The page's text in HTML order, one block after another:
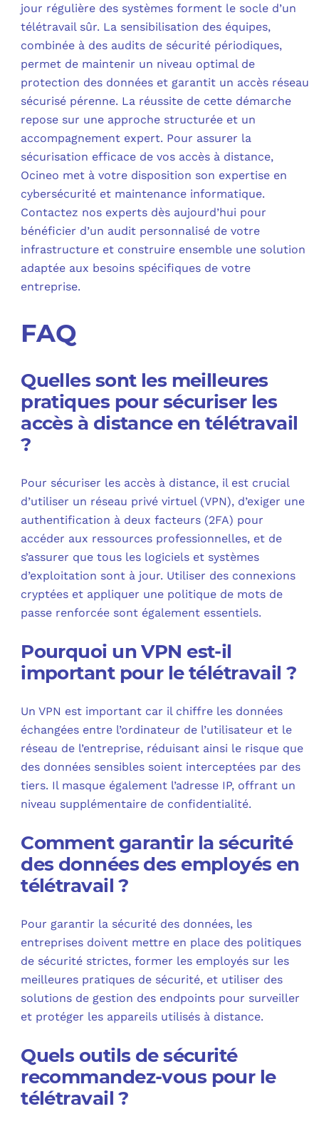
jour régulière des systèmes forment le socle d’un
télétravail sûr. La sensibilisation des équipes,
combinée à des audits de sécurité périodiques,
permet de maintenir un niveau optimal de
protection des données et garantit un accès réseau
sécurisé pérenne. La réussite de cette démarche
repose sur une approche structurée et un
accompagnement expert. Pour assurer la
sécurisation efficace de vos accès à distance,
Ocineo met à votre disposition son expertise en
cybersécurité et maintenance informatique.
Contactez nos experts dès aujourd’hui pour
bénéficier d’un audit personnalisé de votre
infrastructure et construire ensemble une solution
adaptée aux besoins spécifiques de votre
entreprise.
FAQ
Quelles sont les meilleures
pratiques pour sécuriser les
accès à distance en télétravail
?
Pour sécuriser les accès à distance, il est crucial
d’utiliser un réseau privé virtuel (VPN), d’exiger une
authentification à deux facteurs (2FA) pour
accéder aux ressources professionnelles, et de
s’assurer que tous les logiciels et systèmes
d’exploitation sont à jour. Utiliser des connexions
cryptées et appliquer une politique de mots de
passe renforcée sont également essentiels.
Pourquoi un VPN est-il
important pour le télétravail ?
Un VPN est important car il chiffre les données
échangées entre l’ordinateur de l’utilisateur et le
réseau de l’entreprise, réduisant ainsi le risque que
des données sensibles soient interceptées par des
tiers. Il masque également l’adresse IP, offrant un
niveau supplémentaire de confidentialité.
Comment garantir la sécurité
des données des employés en
télétravail ?
Pour garantir la sécurité des données, les
entreprises doivent mettre en place des politiques
de sécurité strictes, former les employés sur les
meilleures pratiques de sécurité, et utiliser des
solutions de gestion des endpoints pour surveiller
et protéger les appareils utilisés à distance.
Quels outils de sécurité
recommandez-vous pour le
télétravail ?